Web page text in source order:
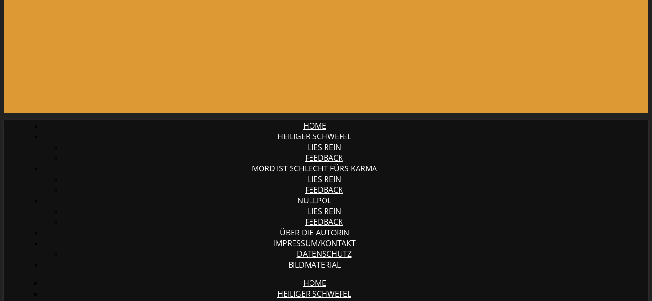
HOME
HEILIGER SCHWEFEL
LIES REIN
FEEDBACK
MORD IST SCHLECHT FÜRS KARMA
LIES REIN
FEEDBACK
NULLPOL
LIES REIN
FEEDBACK
ÜBER DIE AUTORIN
IMPRESSUM/KONTAKT
DATENSCHUTZ
BILDMATERIAL
HOME
HEILIGER SCHWEFEL